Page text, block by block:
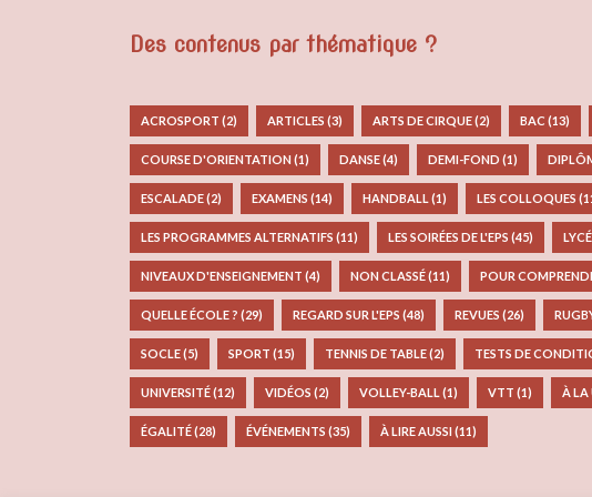
Des contenus par thématique ?
ACROSPORT (2) ARTICLES (3) ARTS DE CIRQUE(2) BAC (13)
COURSE D'ORIENTATION (1) DANSE(4) DEMI-FOND (1)
ESCALADE(2) EXAMENS (14) HANDBALL (1) LES COLLOQUES
LES PROGRAMMES ALTERNATIFS (11) LES SOIRÉES DE L'EPS (45)
NIVEAUX D'ENSEIGNEMENT (4) NON CLASSÉ(11) POUR
QUELLE ÉCOLE ? (29) REGARD SUR L'EPS (48) REVUES (26)
SOCLE(5) SPORT (15) TENNIS DE TABLE(2) TESTS DE
UNIVERSITÉ(12) VIDÉOS (2) VOLLEY-BALL (1) VTT (1) À LA
ÉGALITÉ(28) ÉVÉNEMENTS (35) À LIRE AUSSI (11)